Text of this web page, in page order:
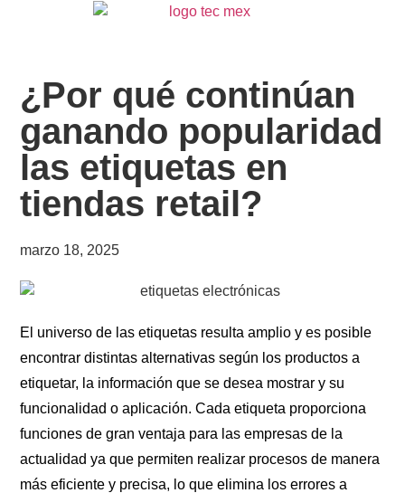
¿Por qué continúan
ganando popularidad
las etiquetas en
tiendas retail?
marzo 18, 2025
El universo de las etiquetas resulta amplio y es posible
encontrar distintas alternativas según los productos a
etiquetar, la información que se desea mostrar y su
funcionalidad o aplicación. Cada etiqueta proporciona
funciones de gran ventaja para las empresas de la
actualidad ya que permiten realizar procesos de manera
más eficiente y precisa, lo que elimina los errores a